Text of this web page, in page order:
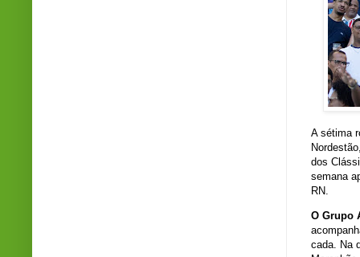
A sétima
dos
semana
RN.
O Grupo
cada. Na